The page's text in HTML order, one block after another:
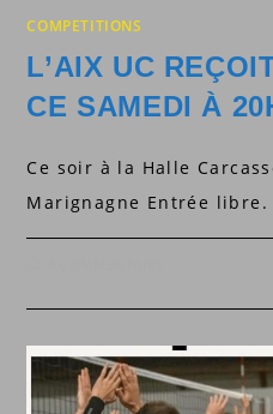
COMPETITIONS
L’AIX UC
CE SAMEDI À
Ce soir à la Halle
Marignagne Entrée libre.